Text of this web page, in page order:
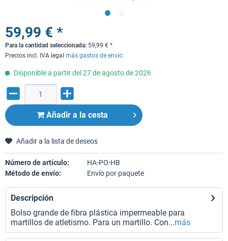
59,99 € *
Para la cantidad seleccionada: 59,99 € *
Precios incl. IVA legal más gastos de envío
Disponible a partir del 27 de agosto de 2026
Añadir a la cesta
Añadir a la lista de deseos
Número de artículo:
HA-PO-HB
Método de envío:
Envío por paquete
Descripción
Bolso grande de fibra plástica impermeable para
martillos de atletismo. Para un martillo. Con...más